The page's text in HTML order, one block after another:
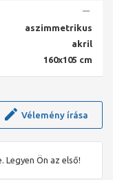
aszimmetrikus
akril
160x105 cm
Vélemény írása
Legyen Ön az első!